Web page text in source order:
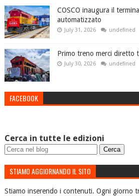
COSCO inaugura il
automatizzato
July 31, 2026 undefined
Primo treno merci diretto
July 30, 2026 undefined
FACEBOOK
Cerca in tutte le edizioni
STIAMO AGGIORNANDO IL SITO
Stiamo inserendo i contenuti. Ogni giorno